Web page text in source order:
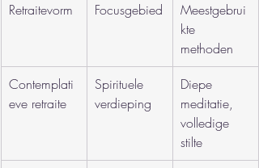
Retraitevorm Focusgebied
Meestgebrui
kte
methoden
Contemplati
eve retraite
Spirituele
verdieping
Diepe
meditatie,
volledige
stilte